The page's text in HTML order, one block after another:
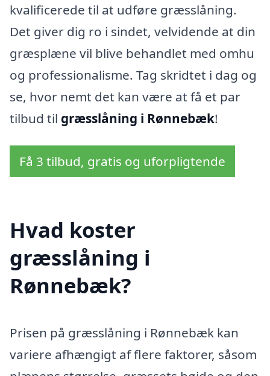
kvalificerede til at udføre græsslåning.
Det giver dig ro i sindet, velvidende at din
græsplæne vil blive behandlet med omhu
og professionalisme. Tag skridtet i dag og
se, hvor nemt det kan være at få et par
tilbud til græsslåning i Rønnebæk!
Få 3 tilbud, gratis og uforpligtende
Hvad koster
græsslåning i
Rønnebæk?
Prisen på græsslåning i Rønnebæk kan
variere afhængigt af flere faktorer, såsom